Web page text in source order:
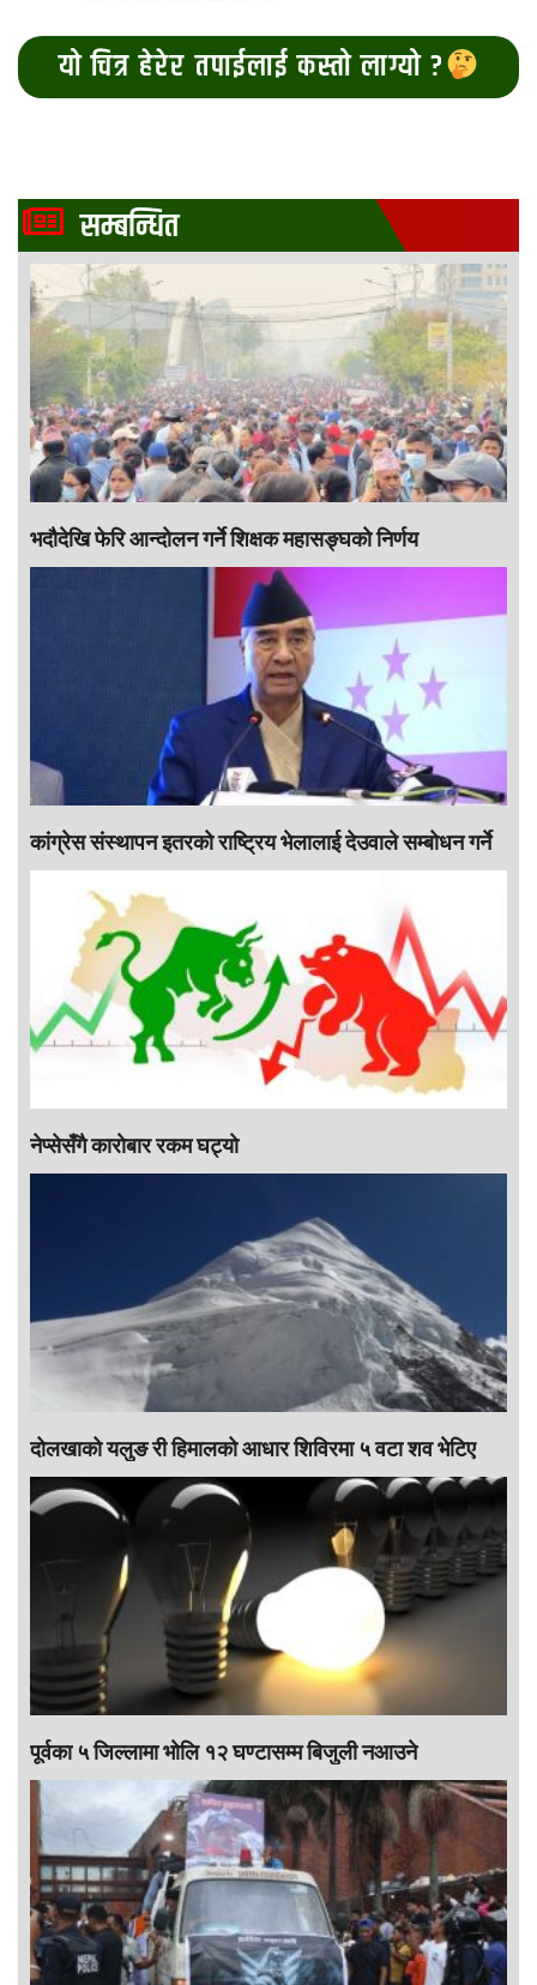
यो चित्र हेरेर तपाईलाई कस्तो लाग्यो ?
सम्बन्धित
भदौदेखि फेरि आन्दोलन गर्ने शिक्षक महासङ्घको निर्णय
कांग्रेस संस्थापन इतरको राष्ट्रिय भेलालाई देउवाले सम्बोधन गर्ने
नेप्सेसँगै काराेबार रकम घट्याे
दोलखाको यलुङ री हिमालको आधार शिविरमा ५ वटा शव भेटिए
पूर्वका ५ जिल्लामा भाेलि १२ घण्टासम्म बिजुली नआउने